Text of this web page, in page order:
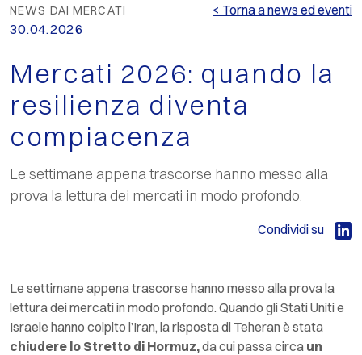
NEWS DAI MERCATI
30.04.2026
< Torna a news ed eventi
Mercati 2026: quando la
resilienza diventa
compiacenza
Le settimane appena trascorse hanno messo alla
prova la lettura dei mercati in modo profondo.
Condividi su
Le settimane appena trascorse hanno messo alla prova la
lettura dei mercati in modo profondo. Quando gli Stati Uniti e
Israele hanno colpito l’Iran, la risposta di Teheran è stata
chiudere lo Stretto di Hormuz,da cui passa circa un